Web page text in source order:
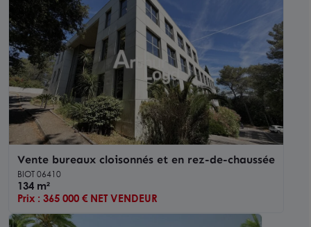
Vente bureaux cloisonnés et en rez-de-chaussée
BIOT 06410
134 m²
Prix : 365 000 € NET VENDEUR